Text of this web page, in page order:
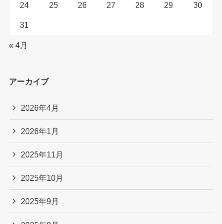
24 25 26 27 28 29 30
31
« 4月
アーカイブ
2026年4月
2026年1月
2025年11月
2025年10月
2025年9月